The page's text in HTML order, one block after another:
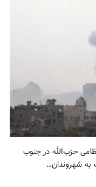
حزب‌الله در جنوب
به شهروندان…